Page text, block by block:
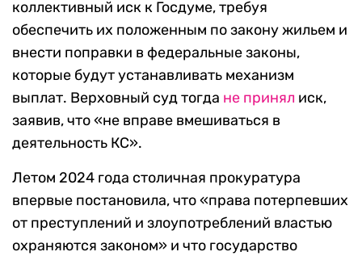
коллективный иск к Госдуме, требуя
обеспечить их положенным по закону жильем и
внести поправки в федеральные законы,
которые будут устанавливать механизм
выплат. Верховный суд тогда не принял иск,
заявив, что «не вправе вмешиваться в
деятельность КС».
Летом 2024 года столичная прокуратура
впервые постановила, что «права потерпевших
от преступлений и злоупотреблений властью
охраняются законом» и что государство